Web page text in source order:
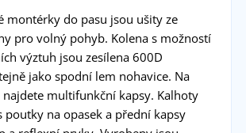
montérky do pasu jsou ušity ze
pro volný pohyb. Kolena s možností
výztuh jsou zesílena 600D
jako spodní lem nohavice. Na
multifunkční kapsy. Kalhoty
poutky na opasek a přední kapsy